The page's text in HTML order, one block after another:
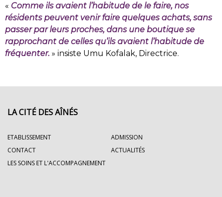
« Comme ils avaient l’habitude de le faire, nos
résidents peuvent venir faire quelques achats, sans
passer par leurs proches, dans une boutique se
rapprochant de celles qu’ils avaient l’habitude de
fréquenter. » insiste Umu Kofalak, Directrice.
LA CITÉ DES AÎNÉS
ETABLISSEMENT
ADMISSION
CONTACT
ACTUALITÉS
LES SOINS ET L'ACCOMPAGNEMENT